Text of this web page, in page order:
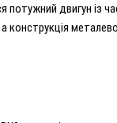
потужний двигун
а конструкція